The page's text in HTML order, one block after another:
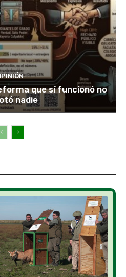
que sí funcionó no
nadie